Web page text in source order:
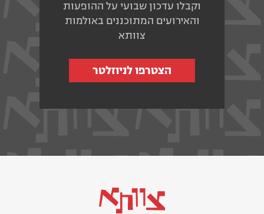
וקבלו עדכון שבועי על ההופעות
והאירועים המתוכננים באולמות
צוותא
הצטרפו לניוזלטר